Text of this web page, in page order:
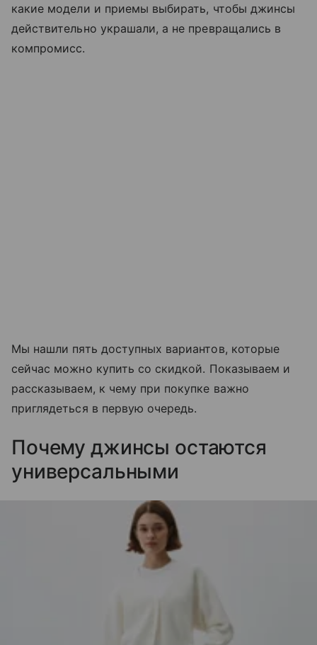
какие модели и приемы выбирать, чтобы джинсы
действительно украшали, а не превращались в
компромисс.
Мы нашли пять доступных вариантов, которые
сейчас можно купить со скидкой. Показываем и
рассказываем, к чему при покупке важно
приглядеться в первую очередь.
Почему джинсы остаются
универсальными